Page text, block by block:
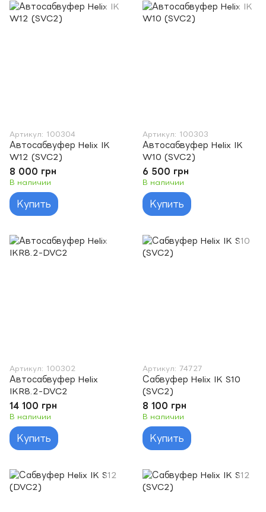
Артикул: 100304
Автосабвуфер Helix IK
W12 (SVC2)
8 000 грн
В наличии
Купить
Артикул: 100303
Автосабвуфер Helix IK
W10 (SVC2)
6 500 грн
В наличии
Купить
Артикул: 100302
Автосабвуфер Helix
IKR8.2-DVC2
14 100 грн
В наличии
Купить
Артикул: 74727
Сабвуфер Helix IK S10
(SVC2)
8 100 грн
В наличии
Купить